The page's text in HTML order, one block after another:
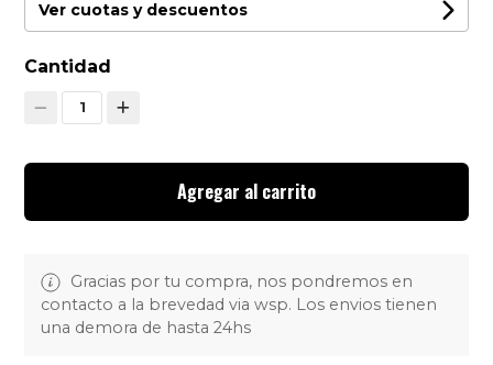
Ver cuotas y descuentos
Cantidad
1
Agregar al carrito
Gracias por tu compra, nos pondremos en
contacto a la brevedad via wsp. Los envios tienen
una demora de hasta 24hs